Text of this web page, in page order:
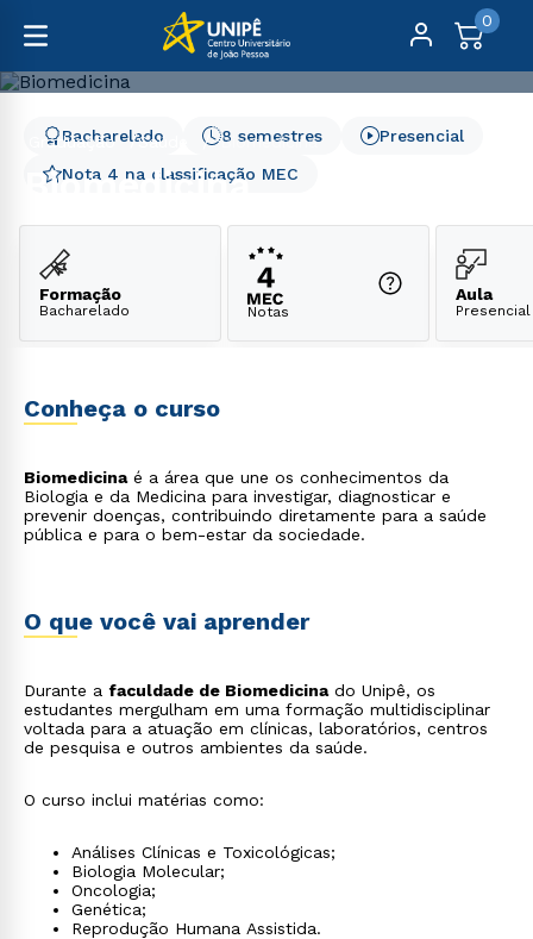
0
Graduação Saúde Biomedicina
Biomedicina
Nota 4 na classificação MEC
8 semestres
Bacharelado Presencial
Formação
Bacharelado Notas
Aula
Presencial
Conheça o curso
Biomedicinaé a área que une os conhecimentos da
Biologia e da Medicina para investigar, diagnosticar e
prevenir doenças, contribuindo diretamente para a saúde
pública e para o bem-estar da sociedade.
O que você vai aprender
Durante a faculdade de Biomedicinado Unipê, os
estudantes mergulham em uma formação multidisciplinar
voltada para a atuação em clínicas, laboratórios, centros
de pesquisa e outros ambientes da saúde.
O curso inclui matérias como:
Análises Clínicas e Toxicológicas;
Biologia Molecular;
Oncologia;
Genética;
Reprodução Humana Assistida.